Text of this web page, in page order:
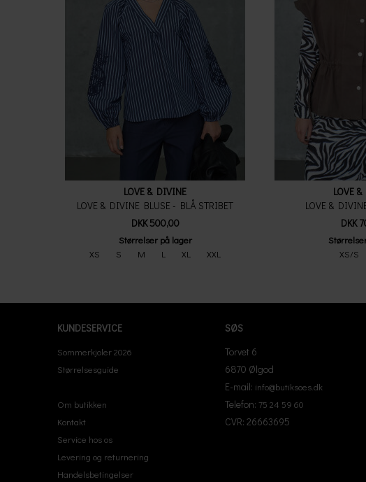
Størrelser på lager
XS
S M L XL XXL
LOVE & DIVINE
LOVE & DIVINE BLUSE - BLÅ STRIBET
DKK 500,00
XS/S
LOVE
LOVE &
DKK
KUNDESERVICE
Sommerkjoler 2026
Størrelsesguide
Om butikken
Kontakt
Service hos os
Levering og returnering
Handelsbetingelser
SØS
Torvet 6
6870 Ølgod
E-mail: info@butiksoes.dk
Telefon: 75 24 59 60
CVR: 26663695